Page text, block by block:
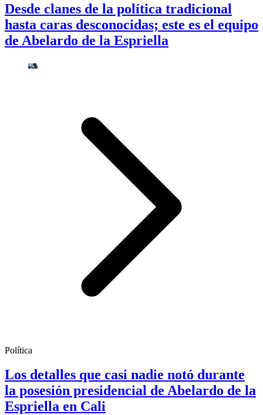
Desde clanes de la política tradicional
hasta caras desconocidas; este es el equipo
de Abelardo de la Espriella
Política
Los detalles que casi nadie notó durante
la posesión presidencial de Abelardo de la
Espriella en Cali